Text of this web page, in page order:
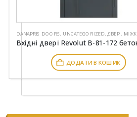
DANAPRIS DOORS, UNCATEGORIZED,ДВЕРІ,
ДОДАТИ В КОШИК